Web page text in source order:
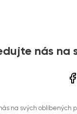
nás na
na svých oblíbených